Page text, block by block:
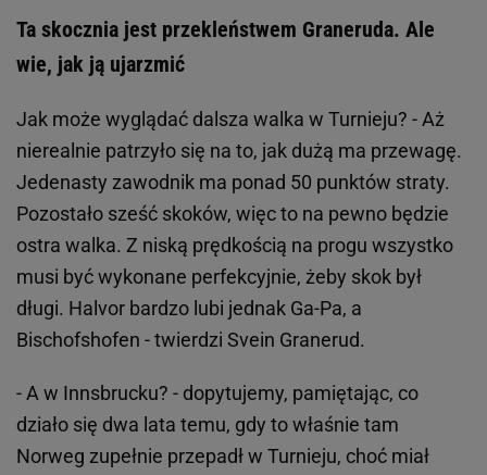
Ta skocznia jest przekleństwem Graneruda. Ale
wie, jak ją ujarzmić
Jak może wyglądać dalsza walka w Turnieju? - Aż
nierealnie patrzyło się na to, jak dużą ma przewagę.
Jedenasty zawodnik ma ponad 50 punktów straty.
Pozostało sześć skoków, więc to na pewno będzie
ostra walka. Z niską prędkością na progu wszystko
musi być wykonane perfekcyjnie, żeby skok był
długi. Halvor bardzo lubi jednak Ga-Pa, a
Bischofshofen - twierdzi Svein Granerud.
- A w Innsbrucku? - dopytujemy, pamiętając, co
działo się dwa lata temu, gdy to właśnie tam
Norweg zupełnie przepadł w Turnieju, choć miał